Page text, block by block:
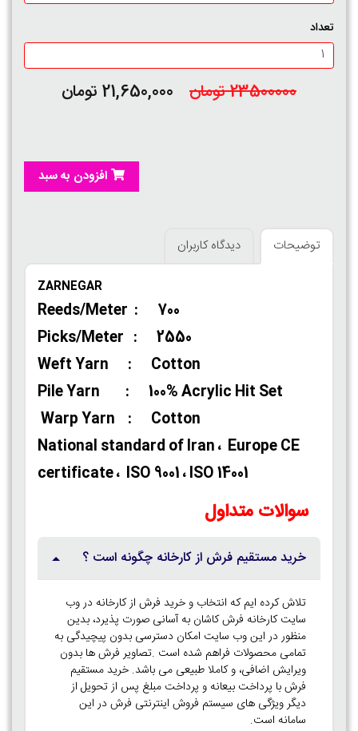
تعداد
23500000 تومان 21,650,000 تومان
افزودن به سبد
توضیحات دیدگاه کاربران
ZARNEGAR
Reeds/Meter : 700
Picks/Meter : 2550
Weft Yarn : Cotton
Pile Yarn : 100% Acrylic Hit Set
Warp Yarn : Cotton
National standard of Iran ، Europe CE
certificate ، ISO 9001 ، ISO 14001
سوالات متداول
خرید مستقیم فرش از کارخانه چگونه است ؟
تلاش کرده ایم که انتخاب و خرید فرش از کارخانه در وب
سایت کارخانه فرش کاشان به آسانی صورت پذیرد، بدین
منظور در این وب سایت امکان دسترسی بدون پیچیدگی به
تمامی محصولات فراهم شده است .تصاویر فرش ها بدون
ویرایش اضافی، و کاملا طبیعی می باشد. خرید مستقیم
فرش با پرداخت بیعانه و پرداخت مبلغ پس از تحویل از
دیگر ویژگی های سیستم فروش اینترنتی فرش در این
سامانه است.